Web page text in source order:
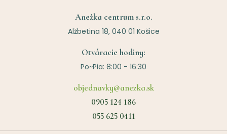
Anežka centrum s.r.o.
Alžbetina 18, 040 01 Košice
Otváracie hodiny:
Po~Pia: 8:00 - 16:30
objednavky@anezka.sk
0905 124 186
055 625 0411